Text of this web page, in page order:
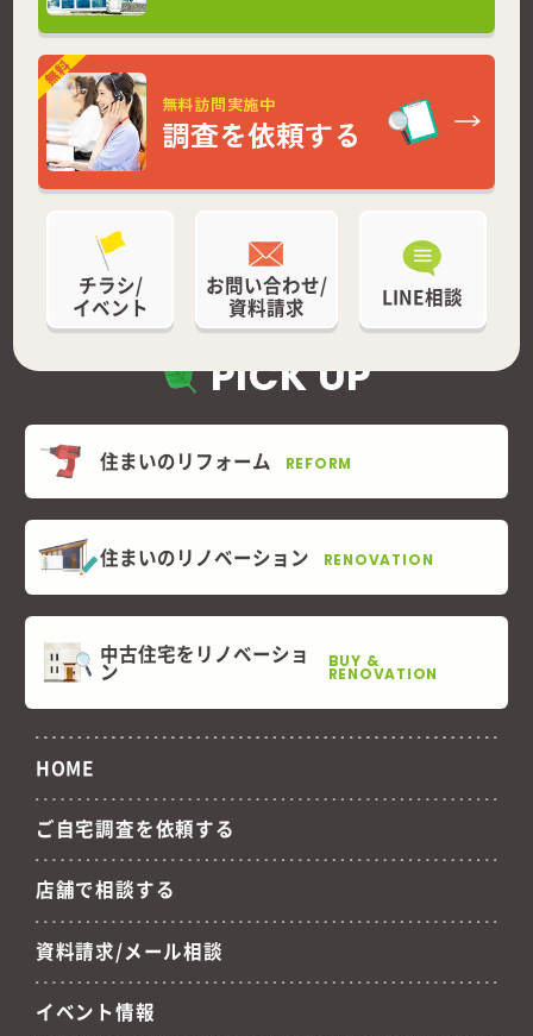
無料訪問実施中
調査を依頼する
チラシ/
イベント
お問い合わせ/
資料請求
LINE相談
PICK UP
住まいのリフォーム REFORM
住まいのリノベーション RENOVATION
中古住宅をリノベーショ
ン BUY &
RENOVATION
HOME
ご自宅調査を依頼する
店舗で相談する
資料請求/メール相談
イベント情報